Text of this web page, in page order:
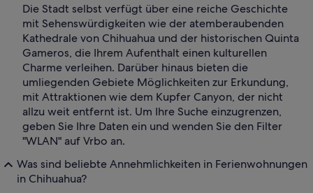
Die Stadt selbst verfügt über eine reiche Geschichte
mit Sehenswürdigkeiten wie der atemberaubenden
Kathedrale von Chihuahua und der historischen Quinta
Gameros, die Ihrem Aufenthalt einen kulturellen
Charme verleihen. Darüber hinaus bieten die
umliegenden Gebiete Möglichkeiten zur Erkundung,
mit Attraktionen wie dem Kupfer Canyon, der nicht
allzu weit entfernt ist. Um Ihre Suche einzugrenzen,
geben Sie Ihre Daten ein und wenden Sie den Filter
"WLAN" auf Vrbo an.
Was sind beliebte Annehmlichkeiten in Ferienwohnungen
in Chihuahua?